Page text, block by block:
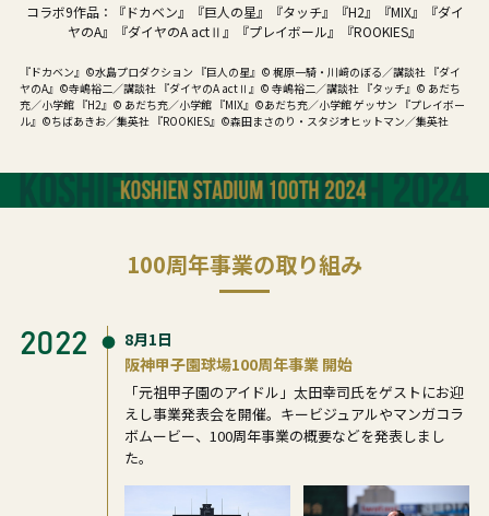
コラボ9作品：『ドカベン』『巨人の星』『タッチ』『H2』『MIX』
『ダイ
ヤのA』『ダイヤのA actⅡ』『プレイボール』『ROOKIES』
『ドカベン』©水島プロダクション 『巨人の星』© 梶原一騎・川﨑のぼる／講談社 『ダイ
ヤのA』©寺嶋裕二／講談社 『ダイヤのA actⅡ』© 寺嶋裕二／講談社 『タッチ』© あだち
充／小学館 『H2』© あだち充／小学館 『MIX』©あだち充／小学館 ゲッサン 『プレイボー
ル』©ちばあきお／集英社 『ROOKIES』©森田まさのり・スタジオヒットマン／集英社
100周年事業の取り組み
2022
8月1日
阪神甲子園球場100周年事業 開始
「元祖甲子園のアイドル」太田幸司氏をゲストにお迎
えし事業発表会を開催。キービジュアルやマンガコラ
ボムービー、100周年事業の概要などを発表しまし
た。